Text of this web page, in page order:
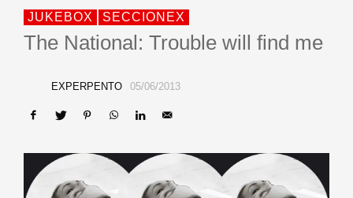
JUKEBOX SECCIONEX
The National: Trouble will find me
EXPERPENTO 05/06/2013